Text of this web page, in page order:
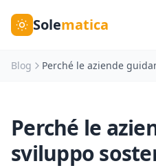
Solematica
Blog
Perché le
sviluppo